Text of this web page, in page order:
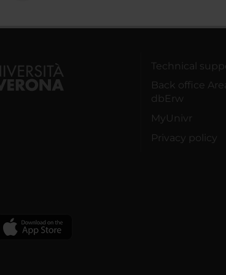
Technical
Back office
dbErw
MyUnivr
Privacy policy